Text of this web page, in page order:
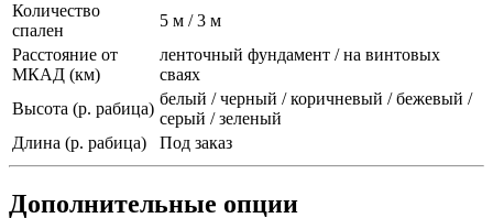
Количество
спален
5 м / 3 м
Расстояние от
МКАД (км)
ленточный фундамент / на винтовых
сваях
Высота (р. рабица)
белый / черный / коричневый / бежевый /
серый / зеленый
Длина (р. рабица)
Под заказ
Дополнительные опции